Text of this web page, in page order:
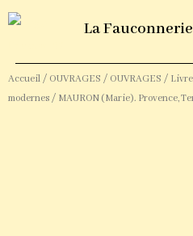
La Fauconnerie
Accueil / OUVRAGES / OUVRAGES /
modernes / MAURON (Marie). Provence,